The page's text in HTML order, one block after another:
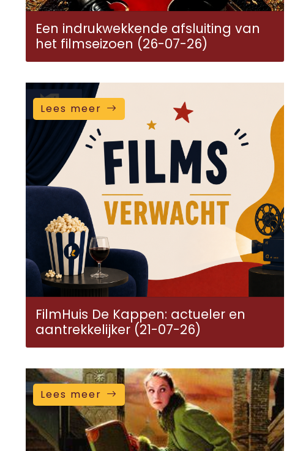
Een indrukwekkende afsluiting van
het filmseizoen (26-07-26)
Lees meer
FilmHuis De Kappen: actueler en
aantrekkelijker (21-07-26)
Lees meer